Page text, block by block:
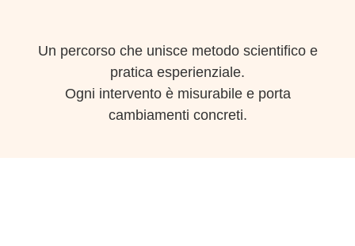
Un percorso che unisce metodo scientifico e
pratica esperienziale.
Ogni intervento è misurabile e porta
cambiamenti concreti.